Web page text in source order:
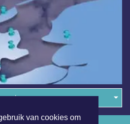
van cookies om
regio